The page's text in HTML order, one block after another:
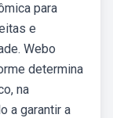
para
e
Webo
determina
na
a garantir a